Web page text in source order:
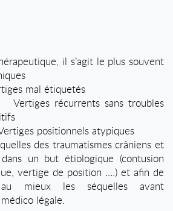
il s’agit le plus souvent
mal étiquetés
Vertiges récurrents sans troubles
positionnels atypiques
des traumatismes crâniens et
un but étiologique (contusion
vertige de position ….) et afin de
mieux les séquelles avant
légale.